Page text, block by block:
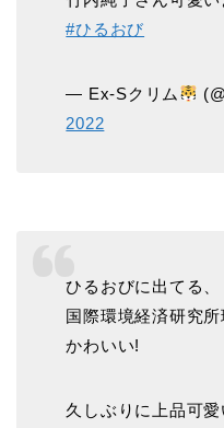
#ひるおび
— Ex-Sクリム
2022
ひるおびに出てる、
国際環境経済研究
かわいい!
久しぶりに上品可